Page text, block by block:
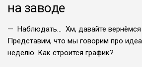
на заводе
— Наблюдать… Хм, давайте вернёмся
Представим, что мы говорим про
неделю. Как строится график?